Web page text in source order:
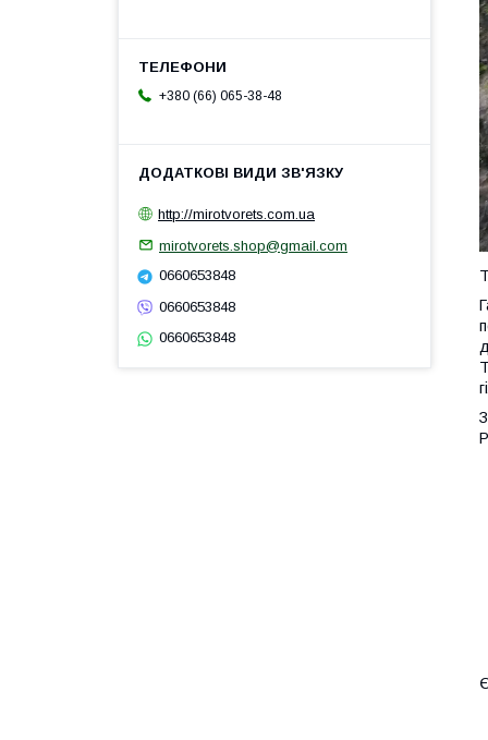
+380 (66) 065-38-48
http://mirotvorets.com.ua
mirotvorets.shop@gmail.com
0660653848
0660653848
0660653848